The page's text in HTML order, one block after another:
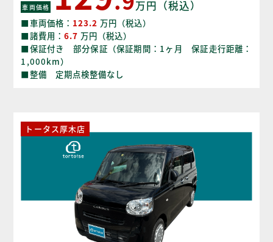
車両価格 万円（税込）
■車両価格： 123.2 万円（税込）
■諸費用： 6.7 万円（税込）
■保証付き 部分保証（保証期間：1ヶ月 保証走行距離：
1,000km）
■整備 定期点検整備なし
トータス厚木店